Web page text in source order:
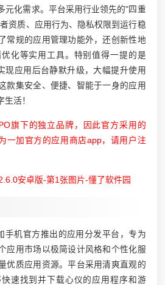
元化需求。平台采用行业领先的"四重
资质、应用行为、隐私权限到运行稳
常规的应用管理功能外，还创新性地
化等实用工具。特别值得一提的是
现应用后台静默升级，大幅提升使用
款集安全、便捷、智能于一身的应用
活！
旗下的独立品牌，因此官方采用的
一加官方的应用商店app，请用户注
手机官方推出的应用分发平台，专为
应用市场以极简设计风格和个性化服
优质应用资源。平台采用清爽直观的
速找到并下载心仪的应用程序和游